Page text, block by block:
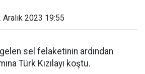
Aralık 2023 19:55
sel felaketinin ardından
Türk Kızılayı koştu.